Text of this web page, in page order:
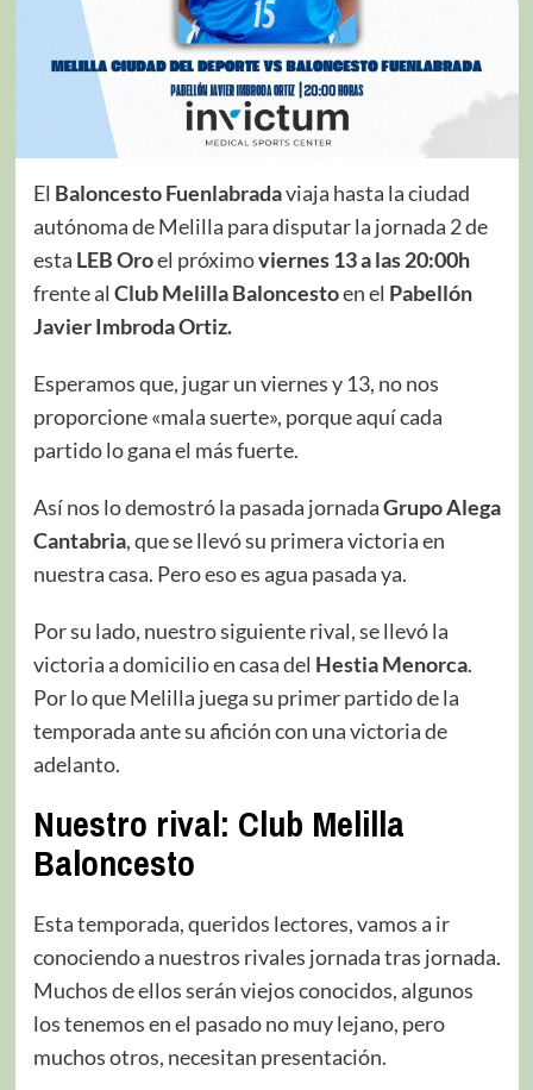
El Baloncesto Fuenlabradaviaja hasta la ciudad
autónoma de Melilla para disputar la jornada 2 de
esta LEB Oroel próximoviernes 13 a las 20:00h
frente al Club Melilla Baloncestoen el Pabellón
Javier Imbroda Ortiz.
Esperamos que, jugar un viernes y 13, no nos
proporcione «mala suerte», porque aquí cada
partido lo gana el más fuerte.
Así nos lo demostró la pasada jornadaGrupo Alega
Cantabria, que se llevó su primera victoria en
nuestra casa. Pero eso es agua pasada ya.
Por su lado, nuestro siguiente rival, se llevó la
victoria a domicilio en casa del Hestia Menorca.
Por lo que Melilla juega su primer partido de la
temporada ante su afición con una victoria de
adelanto.
Nuestro rival: Club Melilla
Baloncesto
Esta temporada, queridos lectores, vamos a ir
conociendo a nuestros rivales jornada tras jornada.
Muchos de ellos serán viejos conocidos, algunos
los tenemos en el pasado no muy lejano, pero
muchos otros, necesitan presentación.